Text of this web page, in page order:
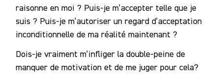
raisonne en moi ? Puis-je m’accepter telle que je
suis ? Puis-je m’autoriser un regard d’acceptation
inconditionnelle de ma réalité maintenant ?
Dois-je vraiment m’infliger la double-peine de
manquer de motivation et de me juger pour cela?